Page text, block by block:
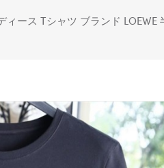
ィース Tシャツ ブランド